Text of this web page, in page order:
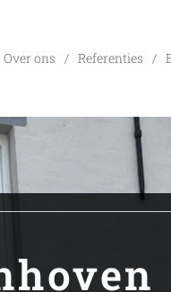
Over ons Referenties